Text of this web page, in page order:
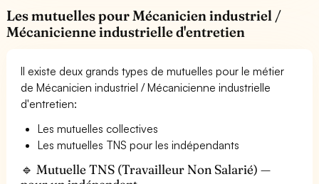
Les mutuelles pour Mécanicien industriel /
Mécanicienne industrielle d'entretien
Il existe deux grands types de mutuelles pour le métier
de Mécanicien industriel / Mécanicienne industrielle
d'entretien:
Les mutuelles collectives
Les mutuelles TNS pour les indépendants
🔹 Mutuelle TNS (Travailleur Non Salarié) —